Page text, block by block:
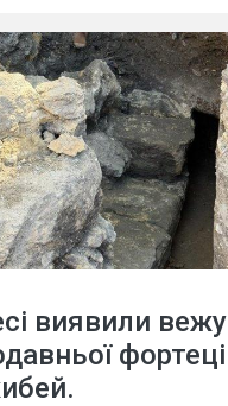
виявили вежу
фортеці